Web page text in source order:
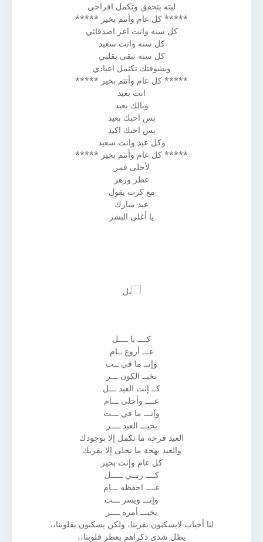
ليته يتحقق وتكمل افراحي
***** كل عام وأنتم بخير *****
كل سنه وانت اعز اصدقائي
كل سنه وانت سعيد
كل سنه تبقى بقلبي
وبشوفتك تكتمل اعيادي
***** كل عام وأنتم بخير *****
انت بعيد
وبالك بعيد
بس احبك بعيد
بس احبك اكيد
وكل عيد وانت سعيد
***** كل عام وأنتم بخير *****
لأحلى قمر
عطر وزهر
مع كرت يقول
عيد مبارك
يا أغلى البشر
كــــ يا ــــل
عـــ أروع ــام
وإنــ ما في ــت
بخيــ الكون ـــر
كــ إنت العيد ـــل
عــــ وأحلى ـــام
وإنـــ ما في ـــت
بخيـــ العيد ــــر
العيد فرحة ما تكمل إلا بوجودك
والعيد بهجة ما تحلى إلا بقربك
كل عام وإنت بخير
كــــ ربــي ـــــل
عــــ احفظه ـــام
وإنـــ ويسر ـــت
بخيـــ أمره ــــر
لنا أحباب لايسكنون بقربنا، ولكن يسكنون بقلوبنا،،
يظل شذى ذكراهم يعطر قلوبنا،،